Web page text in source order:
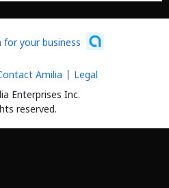
for your business
Enterprises Inc.
reserved.
Amilia Legal